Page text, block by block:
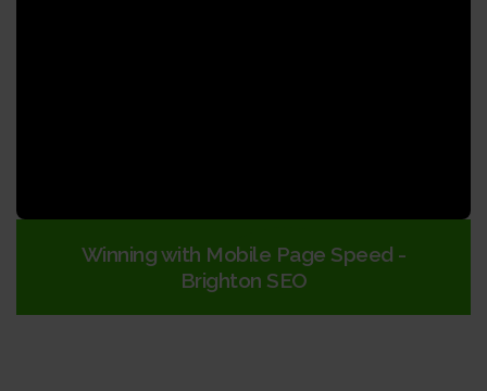
Winning with Mobile Page Speed -
Brighton SEO